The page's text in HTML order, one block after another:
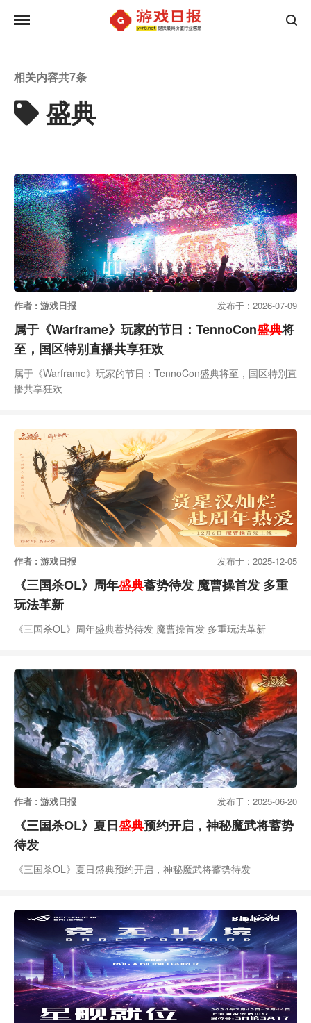
相关内容共7条
盛典
作者 : 游戏日报 发布于 : 2026-07-09
属于《Warframe》玩家的节日：TennoCon盛典将
至，国区特别直播共享狂欢
属于《Warframe》玩家的节日：TennoCon盛典将至，国区特别直
播共享狂欢
作者 : 游戏日报 发布于 : 2025-12-05
《三国杀OL》周年盛典蓄势待发 魔曹操首发 多重
玩法革新
《三国杀OL》周年盛典蓄势待发 魔曹操首发 多重玩法革新
作者 : 游戏日报 发布于 : 2025-06-20
《三国杀OL》夏日盛典预约开启，神秘魔武将蓄势
待发
《三国杀OL》夏日盛典预约开启，神秘魔武将蓄势待发